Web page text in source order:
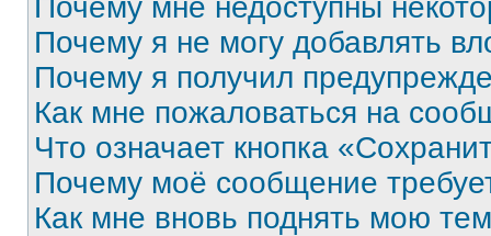
Почему мне недоступны
Почему я не могу добавлять
Почему я получил
Как мне пожаловаться на
Что означает кнопка
Почему моё сообщение
Как мне вновь поднять мою